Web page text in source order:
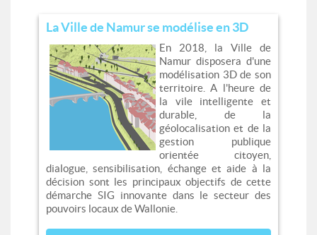
La Ville de Namur se modélise en 3D
En 2018, la Ville de
Namur disposera d'une
modélisation 3D de son
territoire. A l'heure de
la vile intelligente et
durable, de la
géolocalisation et de la
gestion publique
orientée citoyen,
dialogue, sensibilisation, échange et aide à la
décision sont les principaux objectifs de cette
démarche SIG innovante dans le secteur des
pouvoirs locaux de Wallonie.